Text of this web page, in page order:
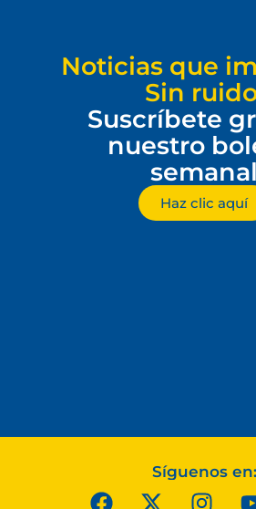
Noticias que
Sin
Suscríbete
nuestro
semanal
Haz clic aquí
Síguenos en: